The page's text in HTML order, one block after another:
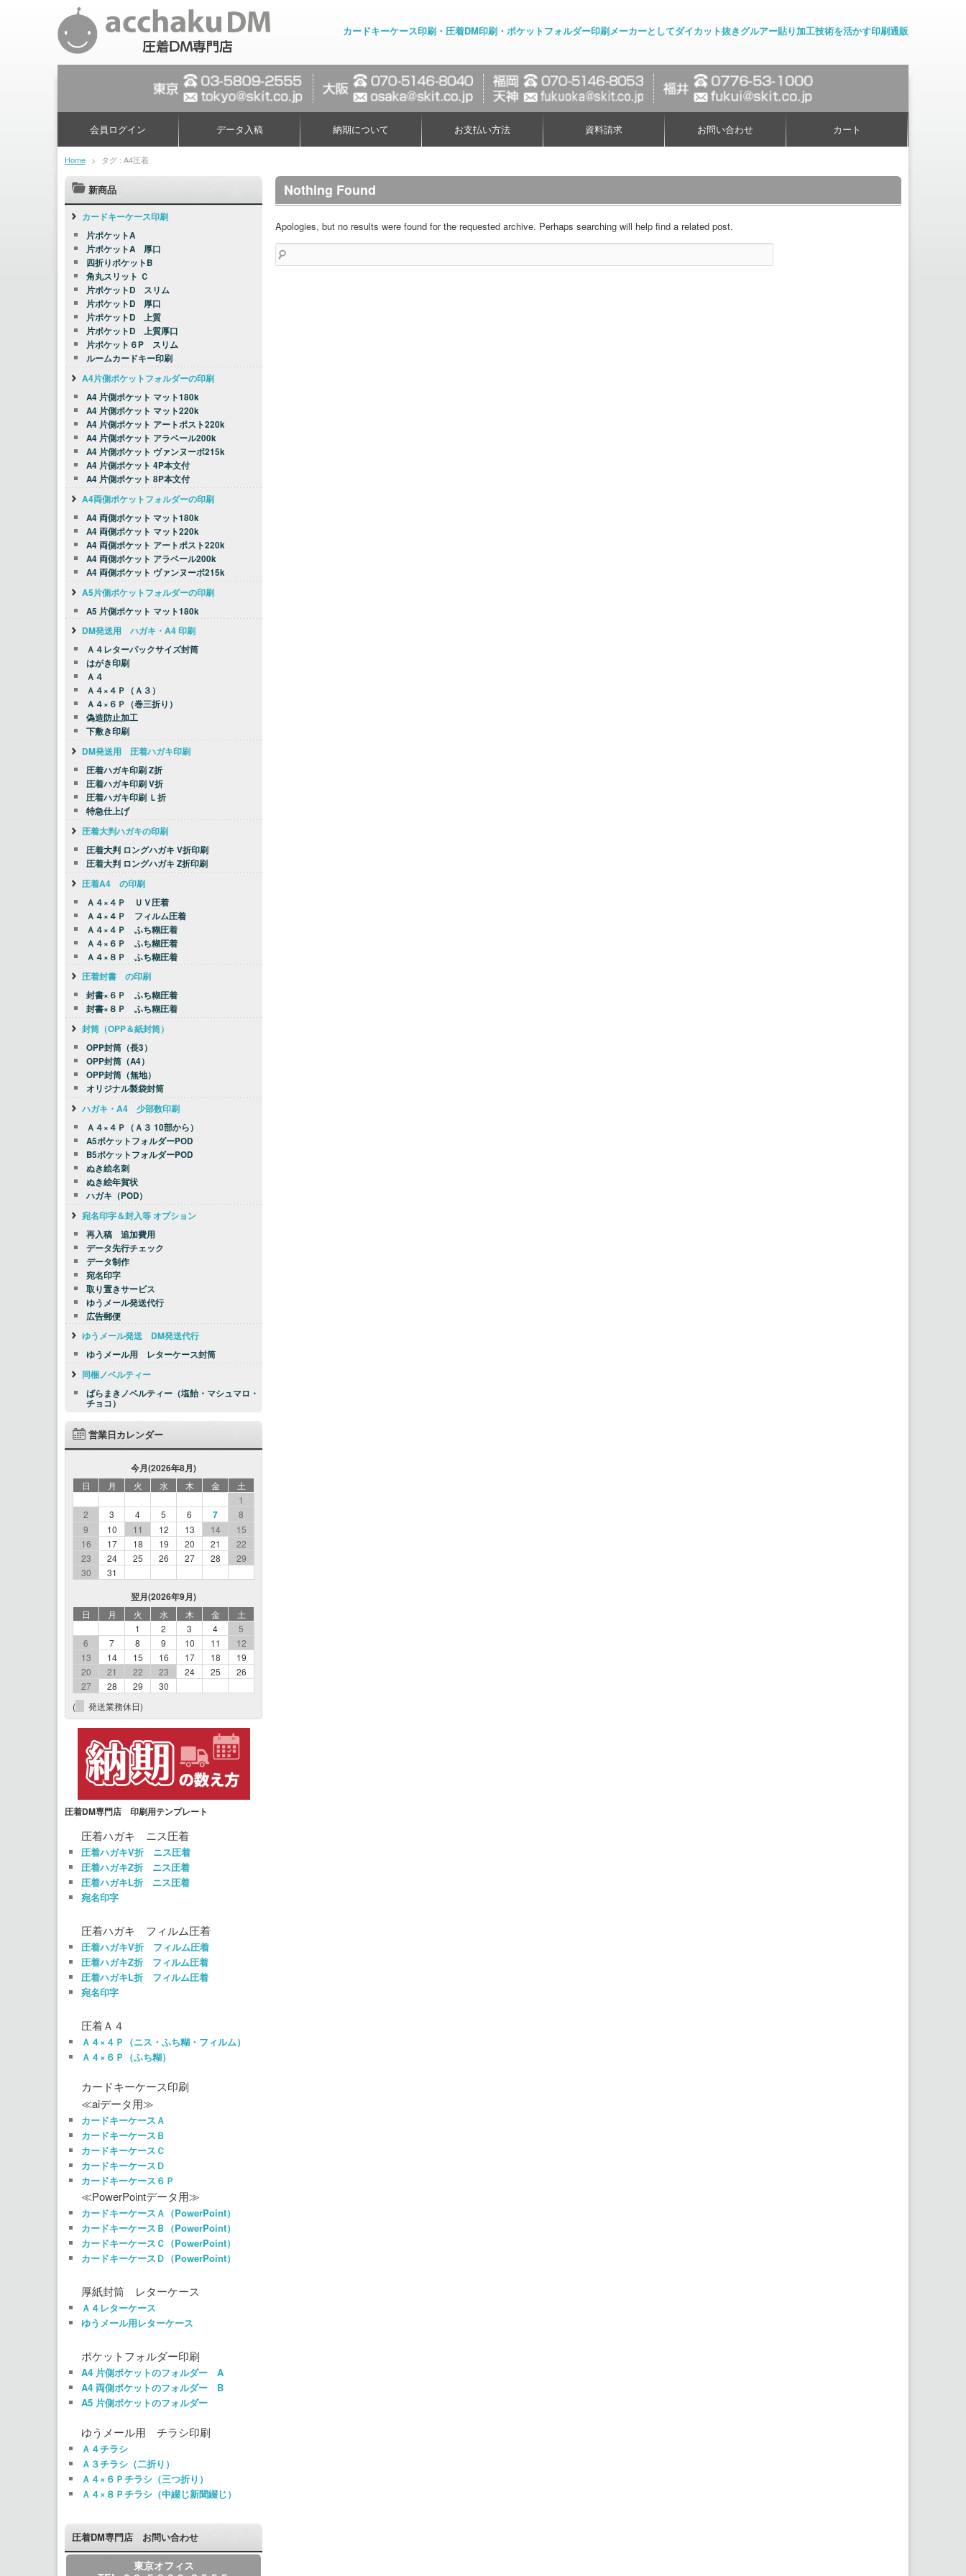
カードキーケース印刷・圧着DM印刷・ポケットフォルダー印刷メーカーとしてダイカット抜きグルアー貼り加工技術を活かす印刷通販
会員ログイン データ入稿 納期について お支払い方法 資料請求 お問い合わせ カート
Home > タグ : A4圧着
Nothing Found
Apologies, but no results were found for the requested archive. Perhaps searching will help find a related post.
検
索:
新商品
カードキーケース印刷
片ポケットA
片ポケットA 厚口
四折りポケットB
角丸スリット Ｃ
片ポケットD スリム
片ポケットD 厚口
片ポケットD 上質
片ポケットD 上質厚口
片ポケット６P スリム
ルームカードキー印刷
A4片側ポケットフォルダーの印刷
A4 片側ポケット マット180k
A4 片側ポケット マット220k
A4 片側ポケット アートポスト220k
A4 片側ポケット アラベール200k
A4 片側ポケット ヴァンヌーボ215k
A4 片側ポケット 4P本文付
A4 片側ポケット 8P本文付
A4両側ポケットフォルダーの印刷
A4 両側ポケット マット180k
A4 両側ポケット マット220k
A4 両側ポケット アートポスト220k
A4 両側ポケット アラベール200k
A4 両側ポケット ヴァンヌーボ215k
A5片側ポケットフォルダーの印刷
A5 片側ポケット マット180k
DM発送用 ハガキ・A4 印刷
Ａ４レターパックサイズ封筒
はがき印刷
Ａ４
Ａ４×４Ｐ（Ａ３）
Ａ４×６Ｐ（巻三折り）
偽造防止加工
下敷き印刷
DM発送用 圧着ハガキ印刷
圧着ハガキ印刷 Z折
圧着ハガキ印刷 V折
圧着ハガキ印刷 Ｌ折
特急仕上げ
圧着大判ハガキの印刷
圧着大判 ロングハガキ V折印刷
圧着大判 ロングハガキ Z折印刷
圧着A4 の印刷
Ａ４×４Ｐ ＵＶ圧着
Ａ４×４Ｐ フィルム圧着
Ａ４×４Ｐ ふち糊圧着
Ａ４×６Ｐ ふち糊圧着
Ａ４×８Ｐ ふち糊圧着
圧着封書 の印刷
封書×６Ｐ ふち糊圧着
封書×８Ｐ ふち糊圧着
封筒（OPP＆紙封筒）
OPP封筒（長3）
OPP封筒（A4）
OPP封筒（無地）
オリジナル製袋封筒
ハガキ・A4 少部数印刷
Ａ４×４Ｐ（Ａ３ 10部から）
A5ポケットフォルダーPOD
B5ポケットフォルダーPOD
ぬき絵名刺
ぬき絵年賀状
ハガキ（POD）
宛名印字＆封入等 オプション
再入稿 追加費用
データ先行チェック
データ制作
宛名印字
取り置きサービス
ゆうメール発送代行
広告郵便
ゆうメール発送 DM発送代行
ゆうメール用 レターケース封筒
同梱ノベルティー
ばらまきノベルティー（塩飴・マシュマロ・
チョコ）
営業日カレンダー
今月(2026年8月)
日 月 火 水 木 金
土
1
2
3 4 5 6 7
8
9
10 11 12 13 14
15
16
17 18 19 20 21
22
23
24 25 26 27 28
29
30
31
翌月(2026年9月)
日 月 火 水 木 金
土
1
2 3 4
5
6
7 8 9 10 11
12
13
14 15 16 17 18
19
20
21 22 23 24 25
26
27
28 29
30
(
発送業務休日)
圧着DM専門店 印刷用テンプレート
圧着ハガキ ニス圧着
圧着ハガキV折 ニス圧着
圧着ハガキZ折 ニス圧着
圧着ハガキL折 ニス圧着
宛名印字
圧着ハガキ フィルム圧着
圧着ハガキV折 フィルム圧着
圧着ハガキZ折 フィルム圧着
圧着ハガキL折 フィルム圧着
宛名印字
圧着Ａ４
Ａ４×４Ｐ（ニス・ふち糊・フィルム）
Ａ４×６Ｐ（ふち糊）
カードキーケース印刷
≪aiデータ用≫
カードキーケースＡ
カードキーケースＢ
カードキーケースＣ
カードキーケースＤ
カードキーケース６Ｐ
≪PowerPointデータ用≫
カードキーケースＡ（PowerPoint）
カードキーケースＢ（PowerPoint）
カードキーケースＣ（PowerPoint）
カードキーケースＤ（PowerPoint）
厚紙封筒 レターケース
Ａ４レターケース
ゆうメール用レターケース
ポケットフォルダー印刷
A4 片側ポケットのフォルダー A
A4 両側ポケットのフォルダー B
A5 片側ポケットのフォルダー
ゆうメール用 チラシ印刷
Ａ４チラシ
Ａ３チラシ（二折り）
Ａ４×６Ｐチラシ（三つ折り）
Ａ４×８Ｐチラシ（中綴じ新聞綴じ）
圧着DM専門店 お問い合わせ
東京オフィス